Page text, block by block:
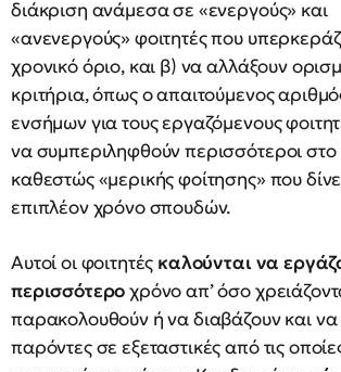
διάκριση ανάμεσα σε «ενεργούς» και
«ανενεργούς» φοιτητές που
χρονικό όριο, και β) να αλλάξουν
κριτήρια, όπως ο απαιτούμενος
ενσήμων για τους εργαζόμενους
να συμπεριληφθούν περισσότεροι στο
καθεστώς «μερικής φοίτησης» που
επιπλέον χρόνο σπουδών.
Αυτοί οι φοιτητές καλούνται να
περισσότεροχρόνο απ’ όσο
παρακολουθούν ή να διαβάζουν και να
παρόντες σε εξεταστικές από τις